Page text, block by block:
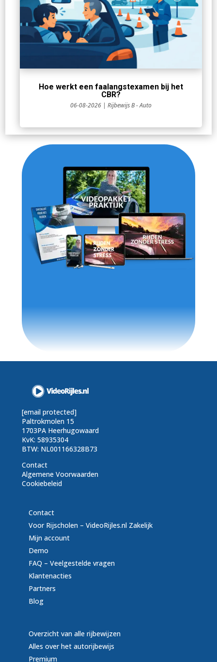
Hoe werkt een faalangstexamen bij het
CBR?
06-08-2026 | Rijbewijs B - Auto
[email protected]
Paltrokmolen 15
1703PA Heerhugowaard
KvK: 58935304
BTW: NL001166328B73
Contact
Algemene Voorwaarden
Cookiebeleid
Contact
Voor Rijscholen – VideoRijles.nl Zakelijk
Mijn account
Demo
FAQ – Veelgestelde vragen
Klantenacties
Partners
Blog
Overzicht van alle rijbewijzen
Alles over het autorijbewijs
Premium